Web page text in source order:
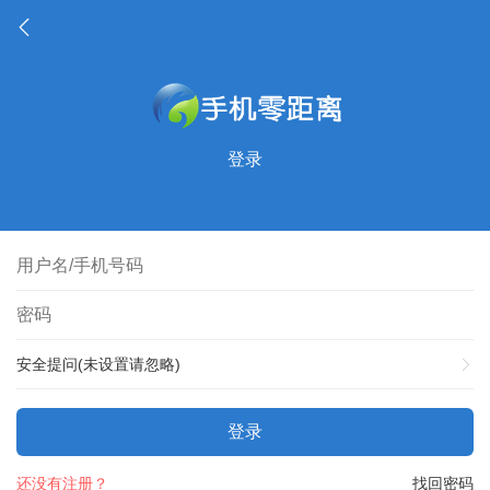
登录
安全提问(未设置请忽略)
登录
还没有注册？ 找回密码